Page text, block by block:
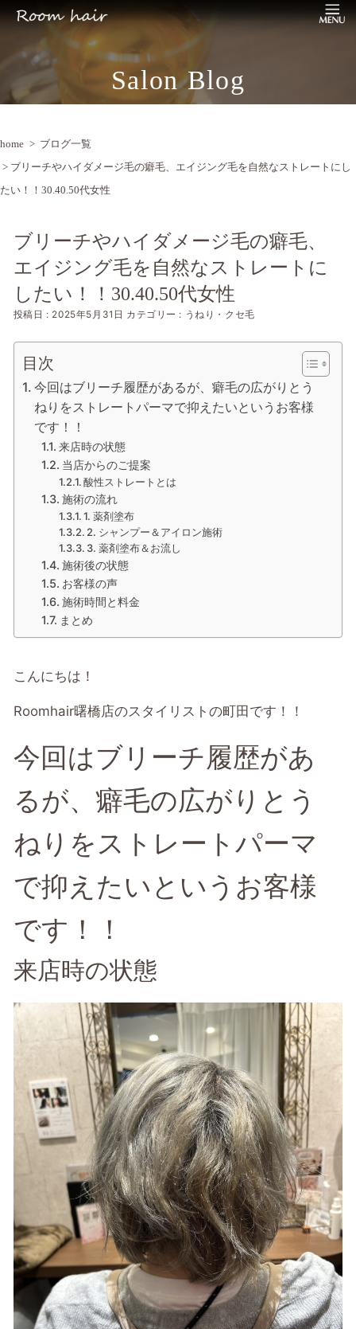
Salon Blog
home > ブログ一覧
> ブリーチやハイダメージ毛の癖毛、エイジング毛を自然なストレートにし
たい！！30.40.50代女性
ブリーチやハイダメージ毛の癖毛、
エイジング毛を自然なストレートに
したい！！30.40.50代女性
投稿日 : 2025年5月31日 カテゴリー : うねり・ クセ毛
目次
今回はブリーチ履歴があるが、癖毛の広がりとう
ねりをストレートパーマで抑えたいというお客様
です！！
来店時の状態
当店からのご提案
酸性ストレートとは
施術の流れ
1. 薬剤塗布
2. シャンプー＆アイロン施術
3. 薬剤塗布＆お流し
施術後の状態
お客様の声
施術時間と料金
まとめ
こんにちは！
Roomhair曙橋店のスタイリストの町田です！！
今回はブリーチ履歴があ
るが、癖毛の広がりとう
ねりをストレートパーマ
で抑えたいというお客様
です！！
来店時の状態